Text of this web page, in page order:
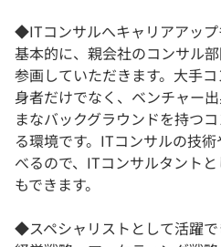
◆ITコンサルへキャリアアッ
基本的に、親会社のコンサル
参画していただきます。大手
身者だけでなく、ベンチャー
まなバックグラウンドを持つ
る環境です。ITコンサルの技
べるので、ITコンサルタント
もできます。
◆スペシャリストとして活躍で